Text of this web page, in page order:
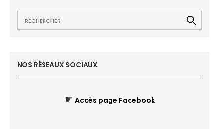
NOS RÉSEAUX SOCIAUX
☛ Accès page Facebook